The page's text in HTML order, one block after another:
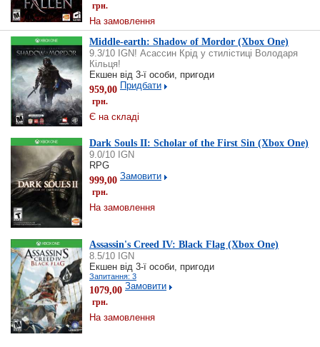
грн.
На замовлення
Middle-earth: Shadow of Mordor (Xbox One)
9.3/10 IGN! Асассин Крід у стилістиці Володаря
Кільця!
Екшен від 3-ї особи, пригоди
959,00
грн.
Придбати
Є на складі
Dark Souls II: Scholar of the First Sin (Xbox One)
9.0/10 IGN
RPG
999,00
грн.
Замовити
На замовлення
Assassin's Creed IV: Black Flag (Xbox One)
8.5/10 IGN
Екшен від 3-ї особи, пригоди
Запитання: 3
1079,00
грн.
Замовити
На замовлення